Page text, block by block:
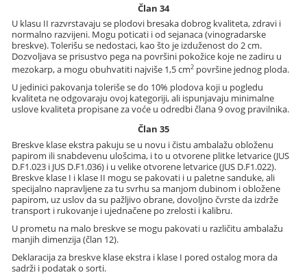
Član 34
U klasu II razvrstavaju se plodovi bresaka dobrog kvaliteta, zdravi i
normalno razvijeni. Mogu poticati i od sejanaca (vinogradarske
breskve). Tolerišu se nedostaci, kao što je izduženost do 2 cm.
Dozvoljava se prisustvo pega na površini pokožice koje ne zadiru u
mezokarp, a mogu obuhvatiti najviše 1,5 cm2 površine jednog ploda.
U jedinici pakovanja toleriše se do 10% plodova koji u pogledu
kvaliteta ne odgovaraju ovoj kategoriji, ali ispunjavaju minimalne
uslove kvaliteta propisane za voće u odredbi člana 9 ovog pravilnika.
Član 35
Breskve klase ekstra pakuju se u novu i čistu ambalažu obloženu
papirom ili snabdevenu ulošcima, i to u otvorene plitke letvarice (JUS
D.F1.023 i JUS D.F1.036) i u velike otvorene letvarice (JUS D.F1.022).
Breskve klase I i klase II mogu se pakovati i u paletne sanduke, ali
specijalno napravljene za tu svrhu sa manjom dubinom i obložene
papirom, uz uslov da su pažljivo obrane, dovoljno čvrste da izdrže
transport i rukovanje i ujednačene po zrelosti i kalibru.
U prometu na malo breskve se mogu pakovati u različitu ambalažu
manjih dimenzija (član 12).
Deklaracija za breskve klase ekstra i klase I pored ostalog mora da
sadrži i podatak o sorti.